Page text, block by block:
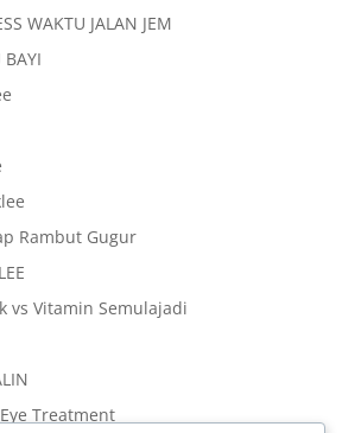
WAKTU JALAN JEM
BAYI
Rambut Gugur
vs Vitamin Semulajadi
Treatment